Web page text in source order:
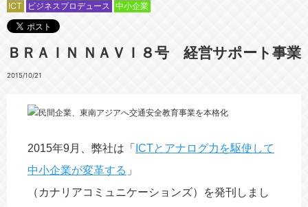
ＢＷＧ ＣＥＯ 近藤昇
ベトナムのことなら！梅里 尚子
竹守 みどり
ALL
ベトナム
ミャンマー
カンボジア
アフリカ
ALL
ルワンダ
ウガンダ
ＩＣＴ
ALL
企業経営
社会システム
シニア
ALL
働き方
テレワーキング
中小企業
ICT ビジネスプロデュース 中小企業
ＢＲＡＩＮ ＮＡＶＩ８号 経営サポート事業
2015/10/21
2015年9月、弊社は「 ICTとアナログ力を駆使して
中小企業が変革する 」
（カナリアコミュニケーションズ）を発刊しまし